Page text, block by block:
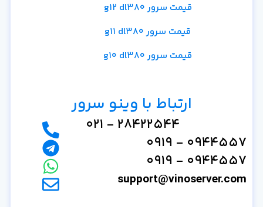
قیمت سرور g12 dl380
قیمت سرور g11 dl380
قیمت سرور g10 dl380
ارتباط با وینو سرور
28422544 - 021
0944557 - 0919
0944557 - 0919
support@vinoserver.com